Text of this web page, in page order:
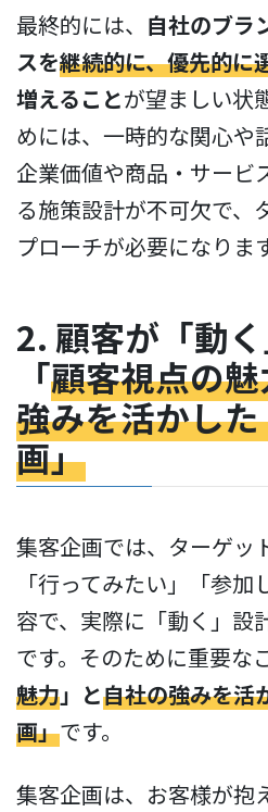
最終的には、 自社のブラ
スを継続的に、優先的に
増えることが望ましい状
めには、一時的な関心や
企業価値や商品・サービ
る施策設計が不可欠で、
プローチが必要になります
2. 顧客が「動
「顧客視点の
強みを活かし
画」
集客企画では、ターゲッ
「行ってみたい」「参
容で、実際に「動く」設
です。そのために重要な
魅力」と自社の強みを活
画」です。
集客企画は、お客様が抱